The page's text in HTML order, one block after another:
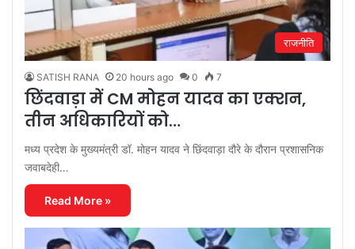
राजनीति
SATISH RANA 20 hours ago 0 7
छिंदवाड़ा में CM मोहन यादव का एक्शन,
तीन अधिकारियों को…
मध्य प्रदेश के मुख्यमंत्री डॉ. मोहन यादव ने छिंदवाड़ा दौरे के दौरान प्रशासनिक
जवाबदेही…
Read More »